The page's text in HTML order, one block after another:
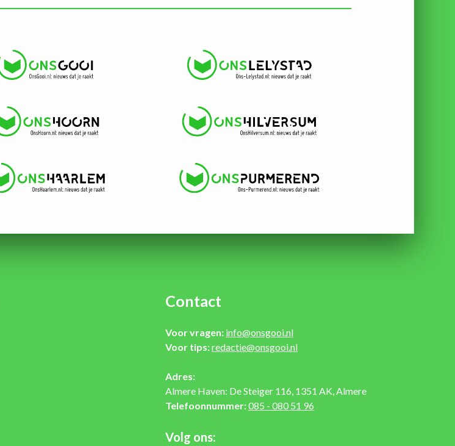
Contact
Voor vragen: info@onsgooi.nl
Voor tips:redactie@onsgooi.nl
Adres:
Almere Haven: De Steiger 116, 1351 AK, Almere
Telefoonnummer:085 - 080 51 96
Volg ons: